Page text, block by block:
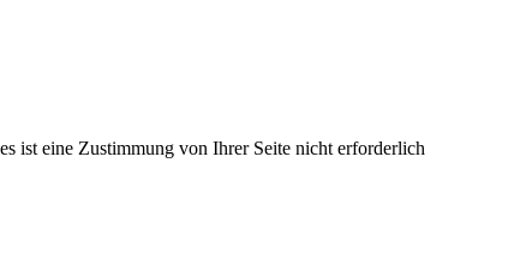
ist eine Zustimmung von Ihrer Seite nicht erforderlich